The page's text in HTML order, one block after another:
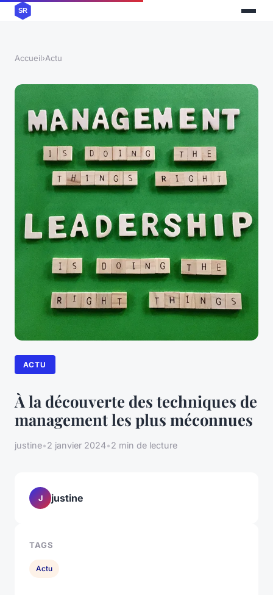
Accueil›Actu
ACTU
À la découverte des techniques de
management les plus méconnues
justine•2 janvier 2024•2 min de lecture
J justine
TAGS
Actu